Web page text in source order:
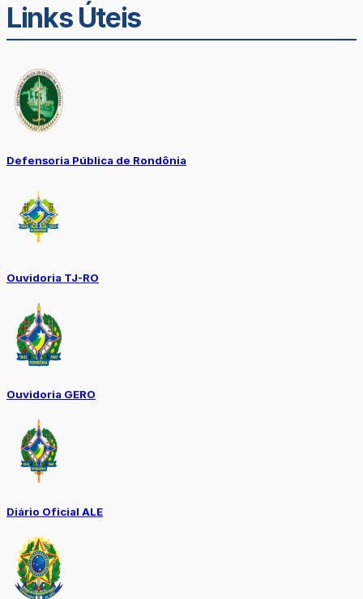
Links Úteis
Defensoria Pública de Rondônia
Ouvidoria TJ-RO
Ouvidoria GERO
Diário Oficial ALE